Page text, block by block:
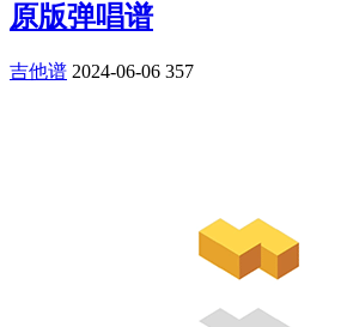
原版弹唱谱
吉他谱 2024-06-06 357